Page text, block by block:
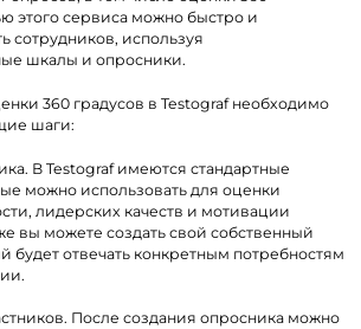
этого сервиса можно быстро и
сотрудников, используя
шкалы и опросники.
360 градусов в Testograf необходимо
шаги:
В Testograf имеются стандартные
можно использовать для оценки
лидерских качеств и мотивации
вы можете создать свой собственный
будет отвечать конкретным потребностям
После создания опросника можно